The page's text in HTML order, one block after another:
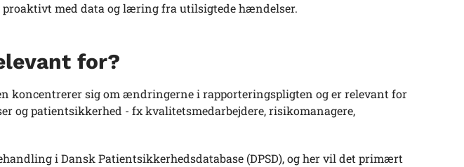
proaktivt med data og læring fra utilsigtede hændelser.
for?
koncentrerer sig om ændringerne i rapporteringspligten og er relevant for
og patientsikkerhed - fx kvalitetsmedarbejdere, risikomanagere,
i Dansk Patientsikkerhedsdatabase (DPSD), og her vil det primært